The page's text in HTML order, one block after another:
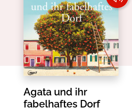
Agata und ihr
fabelhaftes Dorf